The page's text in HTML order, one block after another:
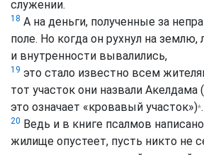
служении.
18 А на деньги, полученные за
поле. Но когда он рухнул на землю,
и внутренности вывалились,
19 это стало известно всем
тот участок они назвали
это означает «кровавый участок»)*.
20 Ведь и в книге псалмов
жилище опустеет, пусть никто не